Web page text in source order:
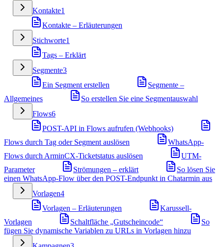
Kontakte1
Kontakte – Erläuterungen
Stichworte1
Tags – Erklärt
Segmente3
Ein Segment erstellen
Segmente –
Allgemeines
So erstellen Sie eine Segmentauswahl
Flows6
POST-API in Flows aufrufen (Webhooks)
Flows durch Tag oder Segment auslösen
WhatsApp-
Flows durch ArminCX-Ticketstatus auslösen
UTM-
Parameter
Strömungen – erklärt
So lösen Sie
einen WhatsApp-Flow über den POST-Endpunkt in Chatarmin aus
Vorlagen4
Vorlagen – Erläuterungen
Karussell-
Vorlagen
Schaltfläche „Gutscheincode“
So
fügen Sie dynamische Variablen zu URLs in Vorlagen hinzu